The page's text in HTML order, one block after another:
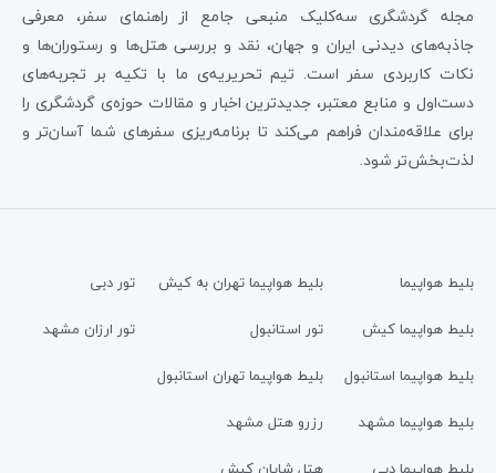
مجله گردشگری سه‌کلیک منبعی جامع از راهنمای سفر، معرفی
جاذبه‌های دیدنی ایران و جهان، نقد و بررسی هتل‌ها و رستوران‌ها و
نکات کاربردی سفر است. تیم تحریریه‌ی ما با تکیه بر تجربه‌های
دست‌اول و منابع معتبر، جدیدترین اخبار و مقالات حوزه‌ی گردشگری را
برای علاقه‌مندان فراهم می‌کند تا برنامه‌ریزی سفرهای شما آسان‌تر و
لذت‌بخش‌تر شود.
بلیط هواپیما
بلیط هواپیما کیش
بلیط هواپیما استانبول
بلیط هواپیما مشهد
بلیط هواپیما تهران به کیش
تور استانبول
بلیط هواپیما تهران استانبول
رزرو هتل مشهد
تور دبی
تور ارزان مشهد